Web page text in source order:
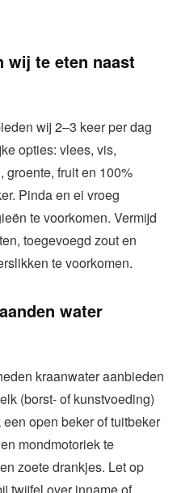
wij te eten naast
wij 2–3 keer per dag
opties: vlees, vis,
groente, fruit en 100%
Pinda en ei vroeg
te voorkomen. Vermijd
toegevoegd zout en
te voorkomen.
water
kraanwater aanbieden
(borst- of kunstvoeding)
open beker of tuitbeker
mondmotoriek te
zoete drankjes. Let op